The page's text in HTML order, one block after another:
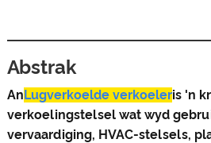
Abstrak
AnLugverkoelde verkoeleris 'n
verkoelingstelsel wat wyd
vervaardiging, HVAC-stelsels,